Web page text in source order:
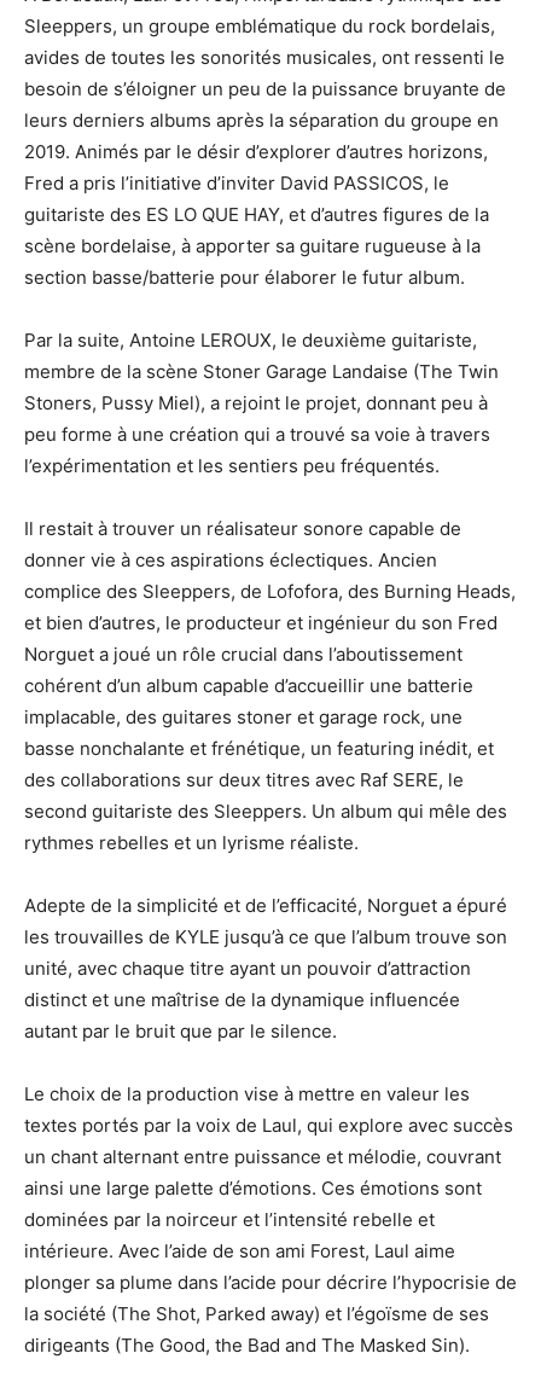
Sleeppers, un groupe emblématique du rock bordelais,
avides de toutes les sonorités musicales, ont ressenti le
besoin de s’éloigner un peu de la puissance bruyante de
leurs derniers albums après la séparation du groupe en
2019. Animés par le désir d’explorer d’autres horizons,
Fred a pris l’initiative d’inviter David PASSICOS, le
guitariste des ES LO QUE HAY, et d’autres figures de la
scène bordelaise, à apporter sa guitare rugueuse à la
section basse/batterie pour élaborer le futur album.
Par la suite, Antoine LEROUX, le deuxième guitariste,
membre de la scène Stoner Garage Landaise (The Twin
Stoners, Pussy Miel), a rejoint le projet, donnant peu à
peu forme à une création qui a trouvé sa voie à travers
l’expérimentation et les sentiers peu fréquentés.
Il restait à trouver un réalisateur sonore capable de
donner vie à ces aspirations éclectiques. Ancien
complice des Sleeppers, de Lofofora, des Burning Heads,
et bien d’autres, le producteur et ingénieur du son Fred
Norguet a joué un rôle crucial dans l’aboutissement
cohérent d’un album capable d’accueillir une batterie
implacable, des guitares stoner et garage rock, une
basse nonchalante et frénétique, un featuring inédit, et
des collaborations sur deux titres avec Raf SERE, le
second guitariste des Sleeppers. Un album qui mêle des
rythmes rebelles et un lyrisme réaliste.
Adepte de la simplicité et de l’efficacité, Norguet a épuré
les trouvailles de KYLE jusqu’à ce que l’album trouve son
unité, avec chaque titre ayant un pouvoir d’attraction
distinct et une maîtrise de la dynamique influencée
autant par le bruit que par le silence.
Le choix de la production vise à mettre en valeur les
textes portés par la voix de Laul, qui explore avec succès
un chant alternant entre puissance et mélodie, couvrant
ainsi une large palette d’émotions. Ces émotions sont
dominées par la noirceur et l’intensité rebelle et
intérieure. Avec l’aide de son ami Forest, Laul aime
plonger sa plume dans l’acide pour décrire l’hypocrisie de
la société (The Shot, Parked away) et l’égoïsme de ses
dirigeants (The Good, the Bad and The Masked Sin).